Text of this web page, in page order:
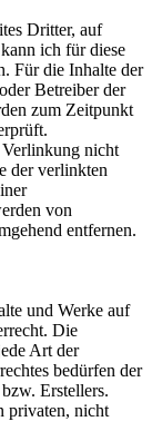
Dritter, auf
ich für diese
Für die Inhalte der
Betreiber der
zum Zeitpunkt
nicht
der verlinkten
von
entfernen.
und Werke auf
Die
Art der
bedürfen der
Erstellers.
privaten, nicht